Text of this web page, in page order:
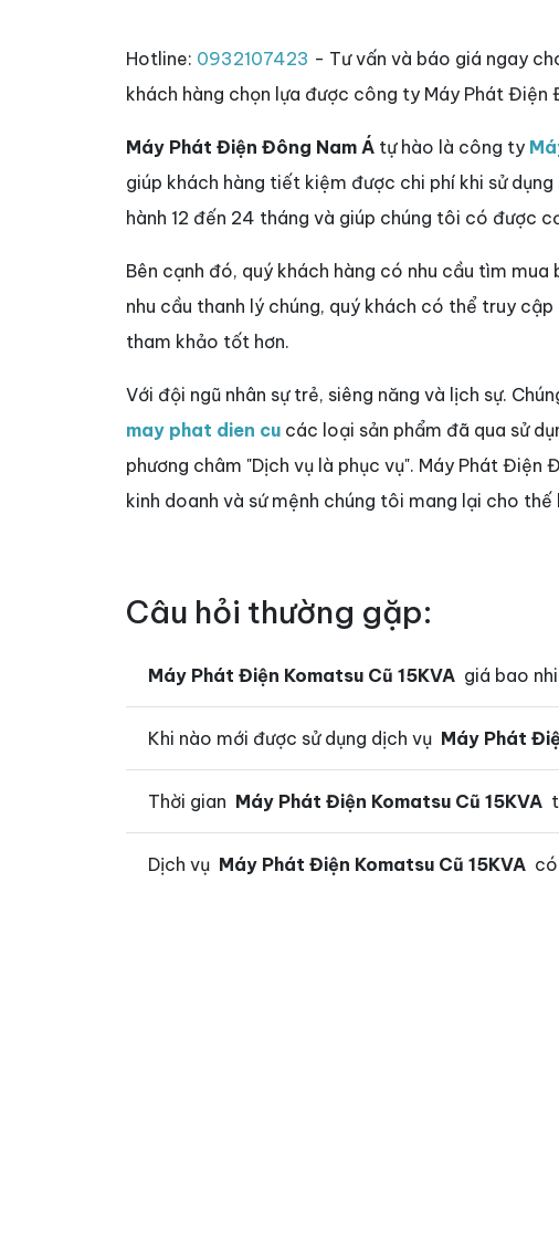
Hotline: 0932107423 - Tư vấn và báo giá ngay
khách hàng chọn lựa được công ty Máy Phát
Máy Phát Điện Đông Nam Á tự hào là công ty
giúp khách hàng tiết kiệm được chi phí khi sử
hành 12 đến 24 tháng và giúp chúng tôi có được
Bên cạnh đó, quý khách hàng có nhu cầu tìm
nhu cầu thanh lý chúng, quý khách có thể truy cập
tham khảo tốt hơn.
Với đội ngũ nhân sự trẻ, siêng năng và lịch sự.
may phat dien cu các loại sản phẩm đã qua sử
phương châm "Dịch vụ là phục vụ". Máy Phát
kinh doanh và sứ mệnh chúng tôi mang lại cho thế
Câu hỏi thường gặp:
Máy Phát Điện Komatsu Cũ 15KVA giá bao
Khi nào mới được sử dụng dịch vụ Máy Phát
Thời gian Máy Phát Điện Komatsu Cũ 15KVA
Dịch vụ Máy Phát Điện Komatsu Cũ 15KVA